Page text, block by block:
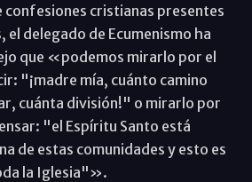
confesiones cristianas presentes
el delegado de Ecumenismo ha
que «podemos mirarlo por el
"¡madre mía, cuánto camino
cuánta división!" o mirarlo por
"el Espíritu Santo está
de estas comunidades y esto es
la Iglesia"».